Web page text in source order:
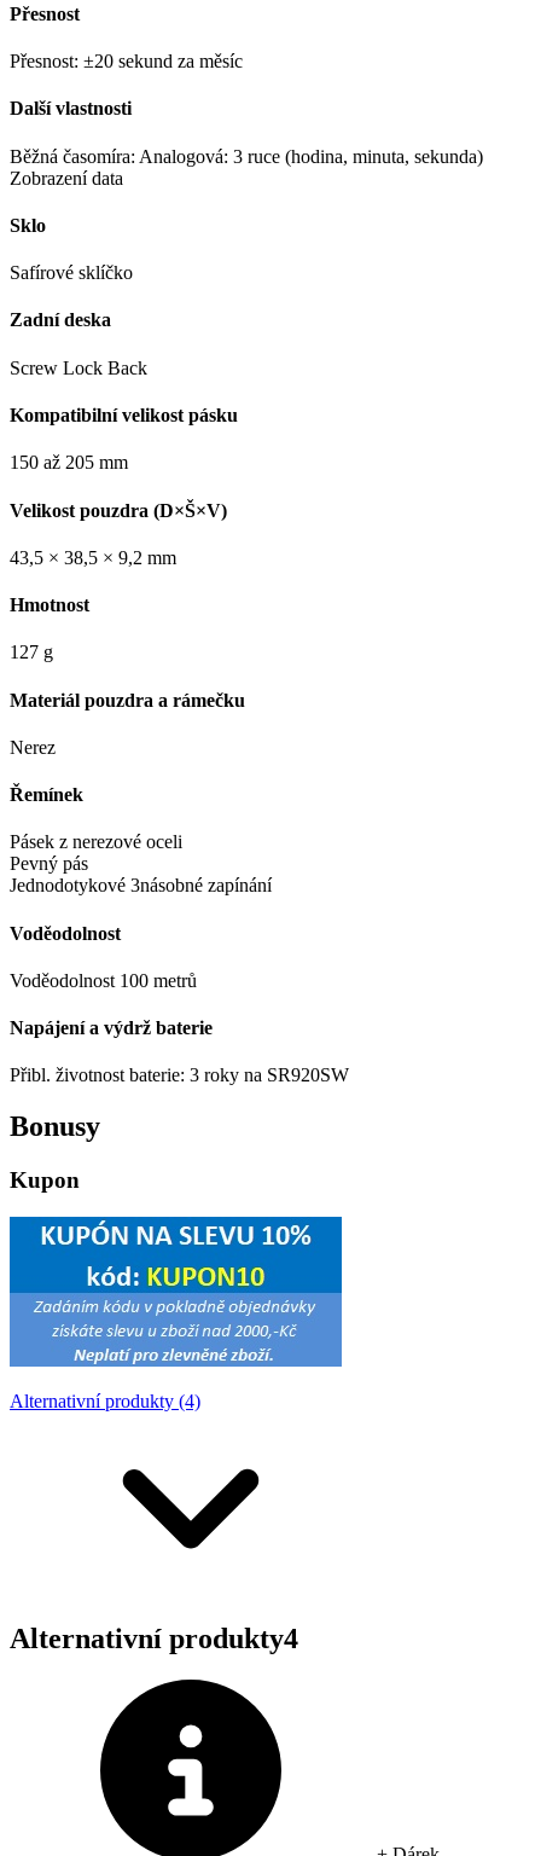
Přesnost
Přesnost: ±20 sekund za měsíc
Další vlastnosti
Běžná časomíra: Analogová: 3 ruce (hodina, minuta, sekunda)
Zobrazení data
Sklo
Safírové sklíčko
Zadní deska
Screw Lock Back
Kompatibilní velikost pásku
150 až 205 mm
Velikost pouzdra (D×Š×V)
43,5 × 38,5 × 9,2 mm
Hmotnost
127 g
Materiál pouzdra a rámečku
Nerez
Řemínek
Pásek z nerezové oceli
Pevný pás
Jednodotykové 3násobné zapínání
Voděodolnost
Voděodolnost 100 metrů
Napájení a výdrž baterie
Přibl. životnost baterie: 3 roky na SR920SW
Bonusy
Kupon
Alternativní produkty (4)
Alternativní produkty4